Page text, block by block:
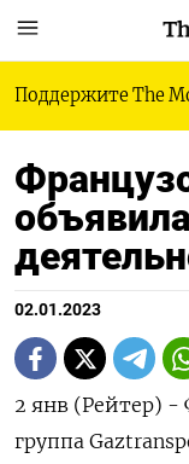
Поддержите The
02.01.2023
2 янв (Рейтер) -
группа